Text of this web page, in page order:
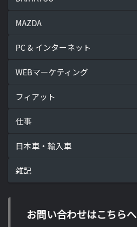
MAZDA
PC & インターネット
WEBマーケティング
フィアット
仕事
日本車・輸入車
雑記
お問い合わせはこちらへ